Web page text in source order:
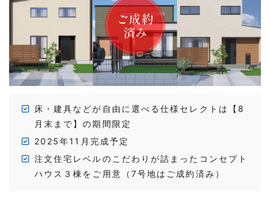
床・建具などが自由に選べる仕様セレクトは【8
月末まで】の期間限定
2025年11月完成予定
注文住宅レベルのこだわりが詰まったコンセプト
ハウス３棟をご用意（7号地はご成約済み）